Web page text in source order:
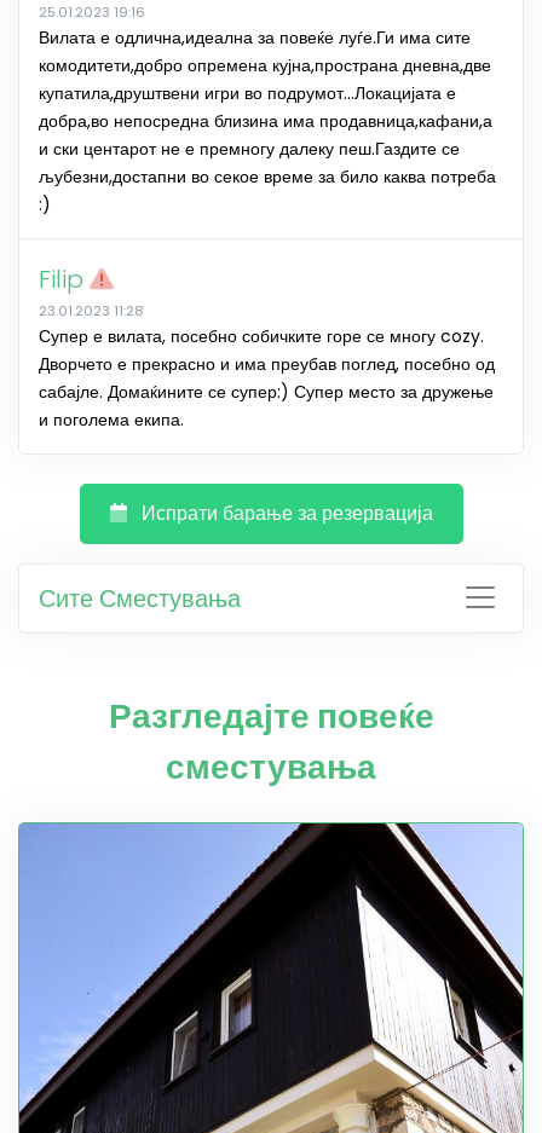
25.01.2023 19:16
Вилата е одлична,идеална за повеќе луѓе.Ги има сите
комодитети,добро опремена кујна,пространа дневна,две
купатила,друштвени игри во подрумот…Локацијата е
добра,во непосредна близина има продавница,кафани,а
и ски центарот не е премногу далеку пеш.Газдите се
љубезни,достапни во секое време за било каква потреба
:)
Filip
23.01.2023 11:28
Супер е вилата, посебно собичките горе се многу cozy.
Дворчето е прекрасно и има преубав поглед, посебно од
сабајле. Домаќините се супер:) Супер место за дружење
и поголема екипа.
Испрати барање за резервација
Сите Сместувања
Разгледајте повеќе
сместувања